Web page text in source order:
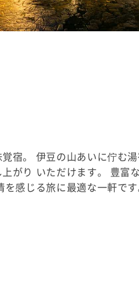
宿。 伊豆の山あいに佇む
がり いただけます。 豊富
感じる旅に最適な一軒です